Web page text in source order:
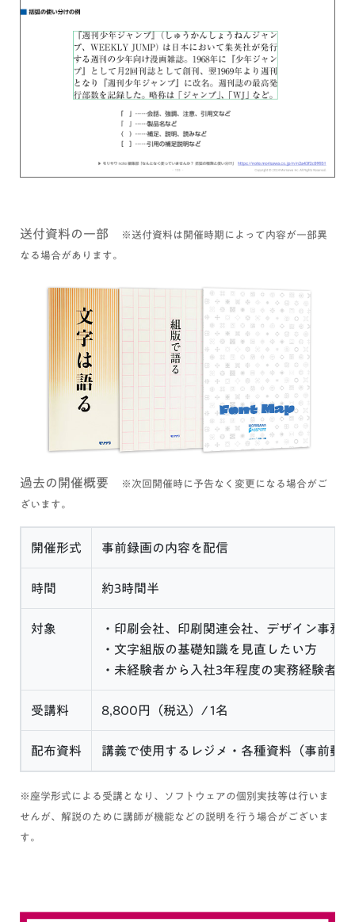
送付資料の一部
※送付資料は開催時期によって内容が一部異
なる場合があります。
過去の開催概要
※次回開催時に予告なく変更になる場合がご
ざいます。
開催形式 事前録画の内容を配信
時間 約3時間半
対象
・印刷会社、印刷関連会社、デザイン事務
・文字組版の基礎知識を見直したい方
・未経験者から入社3年程度の実務経験者
受講料 8,800円（税込）/ 1名
配布資料 講義で使用するレジメ・各種資料（事前郵
※座学形式による受講となり、ソフトウェアの個別実技等は行いま
せんが、解説のために講師が機能などの説明を行う場合がございま
す。